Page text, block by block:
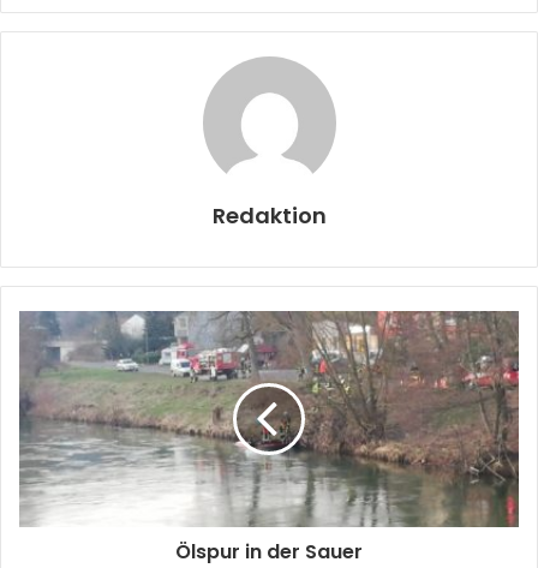
Redaktion
Ölspur in der Sauer